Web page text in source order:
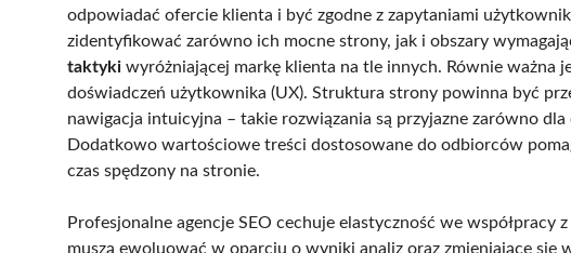
odpowiadać ofercie klienta i być zgodne z zapytaniami
zidentyfikować zarówno ich mocne strony, jak i obszary
taktyki wyróżniającej markę klienta na tle innych. Równie ważna
doświadczeń użytkownika (UX). Struktura strony powinna być
nawigacja intuicyjna – takie rozwiązania są przyjazne zarówno
Dodatkowo wartościowe treści dostosowane do odbiorców
czas spędzony na stronie.
Profesjonalne agencje SEO cechuje elastyczność we współpracy
muszą ewoluować w oparciu o wyniki analiz oraz zmieniające się